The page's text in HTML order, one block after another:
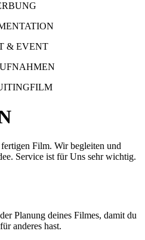
& EVENT
Film. Wir begleiten und
Service ist für Uns sehr wichtig.
Planung deines Filmes, damit du
anderes hast.